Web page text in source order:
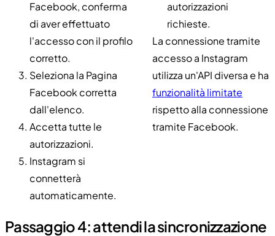
Facebook, conferma
di aver effettuato
l'accesso con il profilo
corretto.
Seleziona la Pagina
Facebook corretta
dall'elenco.
Accetta tutte le
autorizzazioni.
Instagram si
connetterà
automaticamente.
autorizzazioni
richieste.
La connessione tramite
accesso a Instagram
utilizza un'API diversa e ha
funzionalità limitate
rispetto alla connessione
tramite Facebook.
Passaggio 4: attendi la sincronizzazione